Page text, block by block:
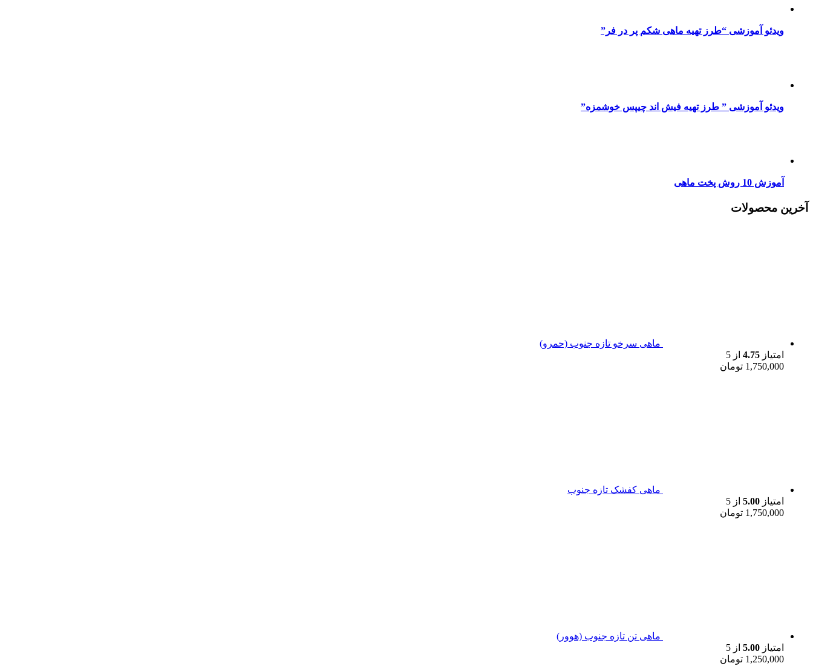
ویدئو آموزشی “طرز تهیه ماهی شکم پر در فر”
ویدئو آموزشی ” طرز تهیه فیش اند چیپس خوشمزه”
آموزش 10 روش پخت ماهی
آخرین محصولات
ماهی سرخو تازه جنوب (حمرو)
امتیاز 4.75 از 5
1,750,000 تومان
ماهی کفشک تازه جنوب
امتیاز 5.00 از 5
1,750,000 تومان
ماهی تن تازه جنوب (هوور)
امتیاز 5.00 از 5
1,250,000 تومان